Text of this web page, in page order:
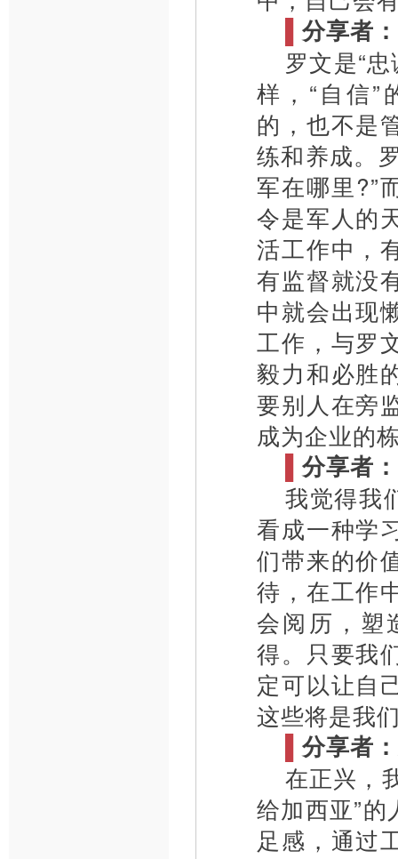
▌ 分享者
罗文是“
样，“自信”
的，也不是
练和养成。
军在哪里?”
令是军人的
活工作中，
有监督就没
中就会出现
工作，与罗
毅力和必胜
要别人在旁
成为企业的
▌ 分享者
我觉得我
看成一种学
们带来的价
待，在工作
会阅历，塑
得。只要我
定可以让自
这些将是我
▌ 分享者
在正兴，
给加西亚”
足感，通过